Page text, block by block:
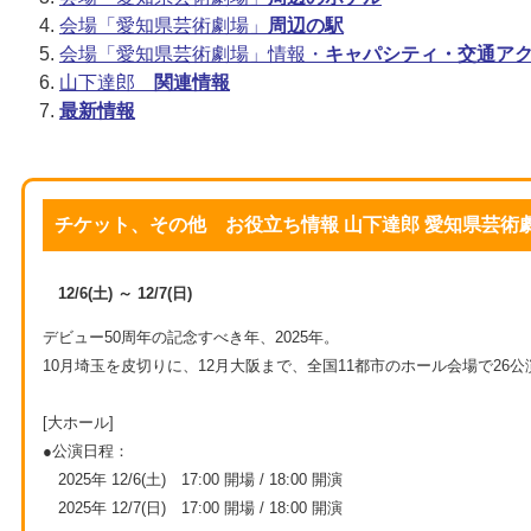
会場「愛知県芸術劇場」
周辺の駅
会場「愛知県芸術劇場」情報・ キャパシティ・交通ア
山下達郎
関連情報
最新情報
チケット、その他 お役立ち情報 山下達郎 愛知県芸術
12/6(土) ～ 12/7(日)
デビュー50周年の記念すべき年、2025年。
10月埼玉を皮切りに、12月大阪まで、全国11都市のホール会場で26公
[大ホール]
●公演日程：
2025年 12/6(土) 17:00 開場 / 18:00 開演
2025年 12/7(日) 17:00 開場 / 18:00 開演